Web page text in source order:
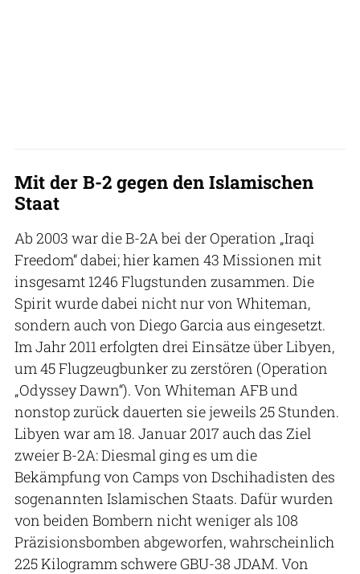
Mit der B-2 gegen den Islamischen
Staat
Ab 2003 war die B-2A bei der Operation „Iraqi
Freedom“ dabei; hier kamen 43 Missionen mit
insgesamt 1246 Flugstunden zusammen. Die
Spirit wurde dabei nicht nur von Whiteman,
sondern auch von Diego Garcia aus eingesetzt.
Im Jahr 2011 erfolgten drei Einsätze über Libyen,
um 45 Flugzeugbunker zu zerstören (Operation
„Odyssey Dawn“). Von Whiteman AFB und
nonstop zurück dauerten sie jeweils 25 Stunden.
Libyen war am 18. Januar 2017 auch das Ziel
zweier B-2A: Diesmal ging es um die
Bekämpfung von Camps von Dschihadisten des
sogenannten Islamischen Staats. Dafür wurden
von beiden Bombern nicht weniger als 108
Präzisionsbomben abgeworfen, wahrscheinlich
225 Kilogramm schwere GBU-38 JDAM. Von